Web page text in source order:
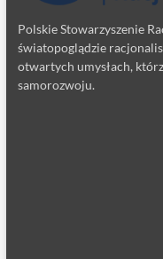
Polskie Stowarzyszenie
światopoglądzie
otwartych umysłach,
samorozwoju.